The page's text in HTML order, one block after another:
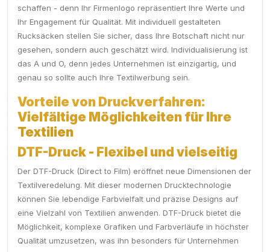
schaffen - denn Ihr Firmenlogo repräsentiert Ihre Werte und
Ihr Engagement für Qualität. Mit individuell gestalteten
Rucksäcken stellen Sie sicher, dass Ihre Botschaft nicht nur
gesehen, sondern auch geschätzt wird. Individualisierung ist
das A und O, denn jedes Unternehmen ist einzigartig, und
genau so sollte auch Ihre Textilwerbung sein.
Vorteile von Druckverfahren:
Vielfältige Möglichkeiten für Ihre
Textilien
DTF-Druck - Flexibel und vielseitig
Der DTF-Druck (Direct to Film) eröffnet neue Dimensionen der
Textilveredelung. Mit dieser modernen Drucktechnologie
können Sie lebendige Farbvielfalt und präzise Designs auf
eine Vielzahl von Textilien anwenden. DTF-Druck bietet die
Möglichkeit, komplexe Grafiken und Farbverläufe in höchster
Qualität umzusetzen, was ihn besonders für Unternehmen